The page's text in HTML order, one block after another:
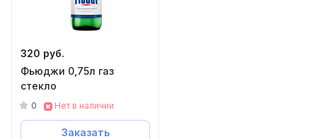
320 руб.
Фьюджи 0,75л газ
стекло
0 Нет в наличии
Заказать